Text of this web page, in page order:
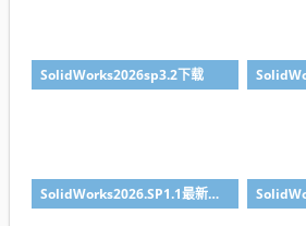
SolidWorks2026sp3.2下载
SolidWorks2026.SP1.1最新版免费下载